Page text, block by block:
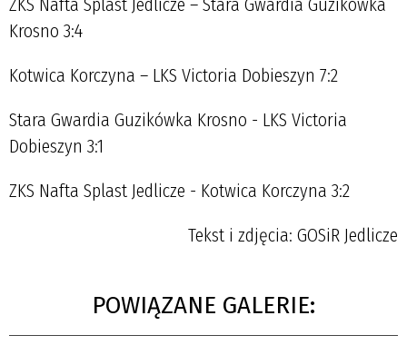
Krosno 3:4
Kotwica Korczyna – LKS Victoria Dobieszyn 7:2
Stara Gwardia Guzikówka Krosno - LKS Victoria
Dobieszyn 3:1
ZKS Nafta Splast Jedlicze - Kotwica Korczyna 3:2
Tekst i zdjęcia: GOSiR Jedlicze
POWIĄZANE GALERIE: